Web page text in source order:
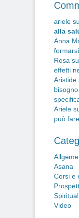
ariele su
alla
Anna
Rosa su
effetti
Aristide
Ariele
può
Asana
Corsi e
Video